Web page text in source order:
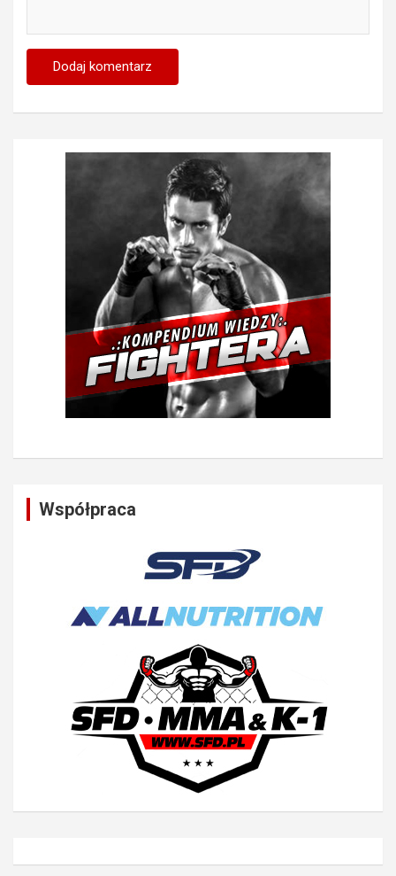
Współpraca